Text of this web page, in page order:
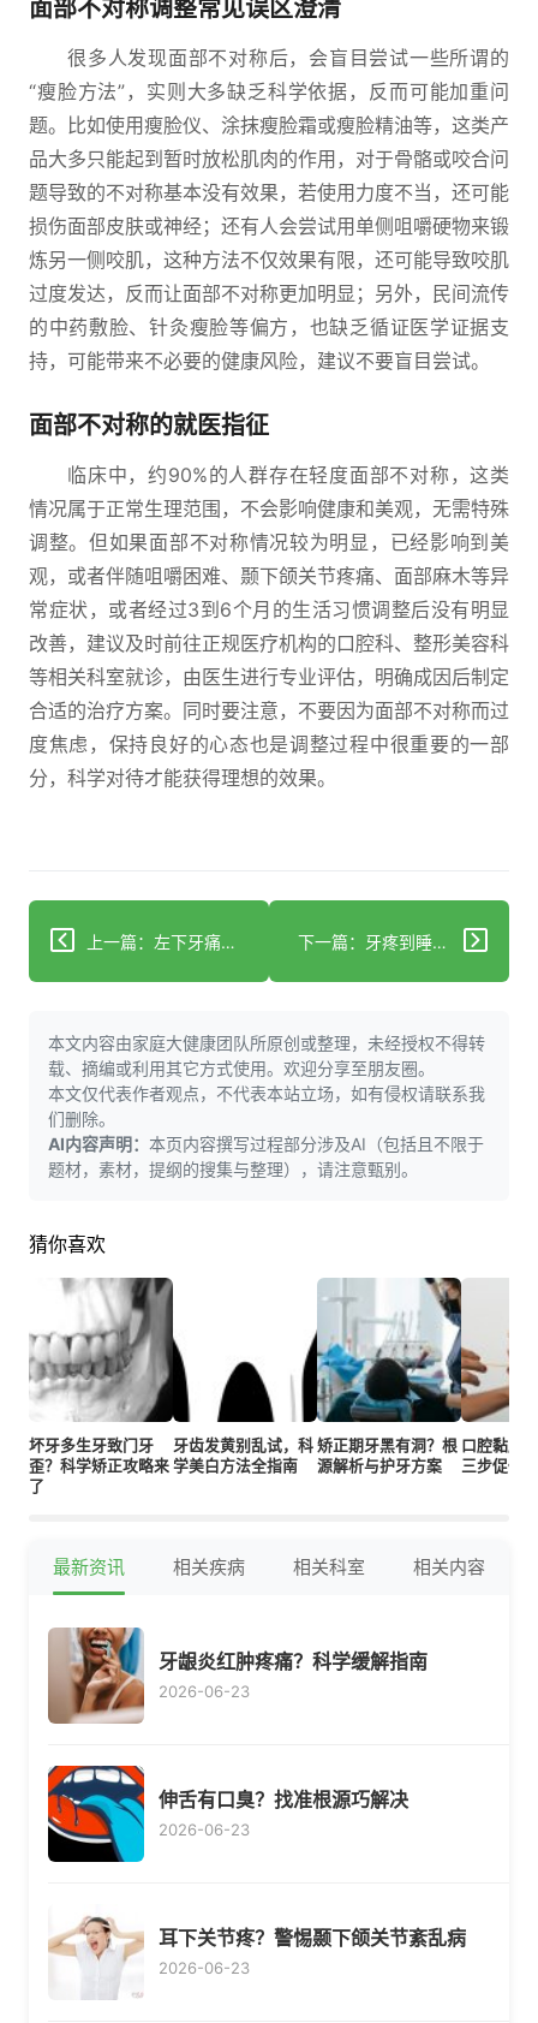
面部不对称调整常见误区澄清
很多人发现面部不对称后，会盲目尝试一些所谓的
“瘦脸方法”，实则大多缺乏科学依据，反而可能加重问
题。比如使用瘦脸仪、涂抹瘦脸霜或瘦脸精油等，这类产
品大多只能起到暂时放松肌肉的作用，对于骨骼或咬合问
题导致的不对称基本没有效果，若使用力度不当，还可能
损伤面部皮肤或神经；还有人会尝试用单侧咀嚼硬物来锻
炼另一侧咬肌，这种方法不仅效果有限，还可能导致咬肌
过度发达，反而让面部不对称更加明显；另外，民间流传
的中药敷脸、针灸瘦脸等偏方，也缺乏循证医学证据支
持，可能带来不必要的健康风险，建议不要盲目尝试。
面部不对称的就医指征
临床中，约90%的人群存在轻度面部不对称，这类
情况属于正常生理范围，不会影响健康和美观，无需特殊
调整。但如果面部不对称情况较为明显，已经影响到美
观，或者伴随咀嚼困难、颞下颌关节疼痛、面部麻木等异
常症状，或者经过3到6个月的生活习惯调整后没有明显
改善，建议及时前往正规医疗机构的口腔科、整形美容科
等相关科室就诊，由医生进行专业评估，明确成因后制定
合适的治疗方案。同时要注意，不要因为面部不对称而过
度焦虑，保持良好的心态也是调整过程中很重要的一部
分，科学对待才能获得理想的效果。
上一篇：左下牙痛连带头耳痛？警惕牙髓炎作祟 下一篇：牙疼到睡不着？当心这颗“定时炸弹”在作怪！
本文内容由家庭大健康团队所原创或整理，未经授权不得转
载、摘编或利用其它方式使用。欢迎分享至朋友圈。
本文仅代表作者观点，不代表本站立场，如有侵权请联系我
们删除。
AI内容声明： 本页内容撰写过程部分涉及AI（包括且不限于
题材，素材，提纲的搜集与整理），请注意甄别。
猜你喜欢
坏牙多生牙致门牙
歪？科学矫正攻略来
了
牙齿发黄别乱试，科
学美白方法全指南
矫正期牙黑有洞？根
源解析与护牙方案
口腔黏膜
三步促修复
最新资讯 相关疾病 相关科室 相关内容
牙龈炎红肿疼痛？科学缓解指南
2026-06-23
伸舌有口臭？找准根源巧解决
2026-06-23
耳下关节疼？警惕颞下颌关节紊乱病
2026-06-23